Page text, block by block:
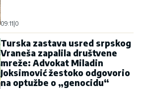
09:11 0
Turska zastava usred srpskog
Vraneša zapalila društvene
mreže: Advokat Miladin
Joksimović žestoko odgovorio
na optužbe o „genocidu“